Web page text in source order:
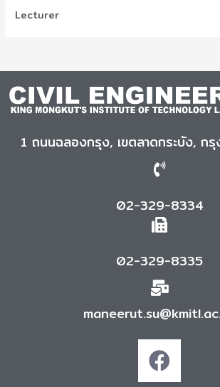
Lecturer
1 ถนนฉลองกรุง, เขตลาดกระบัง, ก
02-329-8334
02-329-8335